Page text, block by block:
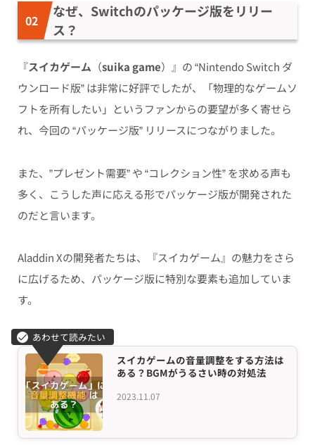
なぜ、Switchのパッケージ版をリリー
ス？
『スイカゲーム （suika game）』の “Nintendo Switch ダ
ウンロード版” は非常に好評でしたが、「物理的なゲームソ
フトを所有したい」というファンからの要望が多く寄せら
れ、今回の “パッケージ版” リリースにつながりました。
また、”プレゼント需要” や “コレクション性” を求める声も
多く、こうした声に応える形でパッケージ版が開発された
のだと言います。
Aladdin Xの開発者たちは、『スイカゲーム』の魅力をさら
に広げるため、パッケージ版に特別な要素も追加していま
す。
2023.11.07
スイカゲームの音量調整をする方法は
ある？BGMがうるさい時の対処法